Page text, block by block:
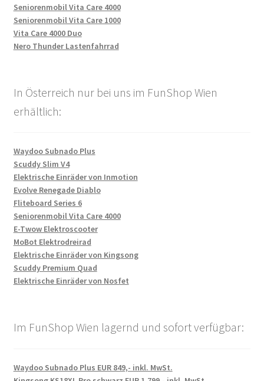
Seniorenmobil Vita Care 4000
Seniorenmobil Vita Care 1000
Vita Care 4000 Duo
Nero Thunder Lastenfahrrad
In Österreich nur bei uns im FunShop Wien
erhältlich:
Waydoo Subnado Plus
Scuddy Slim V4
Elektrische Einräder von Inmotion
Evolve Renegade Diablo
Fliteboard Series 6
Seniorenmobil Vita Care 4000
E-Twow Elektroscooter
MoBot Elektrodreirad
Elektrische Einräder von Kingsong
Scuddy Premium Quad
Elektrische Einräder von Nosfet
Im FunShop Wien lagernd und sofort verfügbar:
Waydoo Subnado Plus EUR 849,- inkl. MwSt.